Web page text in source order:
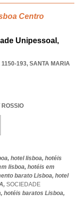
Centro
Unipessoal,
1150-193, SANTA MARIA
hotel lisboa, hotéis
lisboa, hotéis em
barato Lisboa, hotel
SOCIEDADE
hotéis baratos Lisboa,